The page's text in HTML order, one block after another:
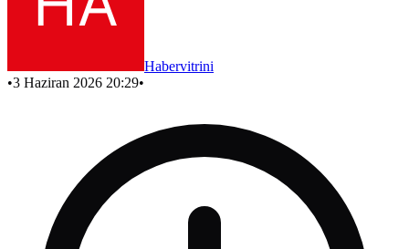
Habervitrini
•3 Haziran 2026 20:29•